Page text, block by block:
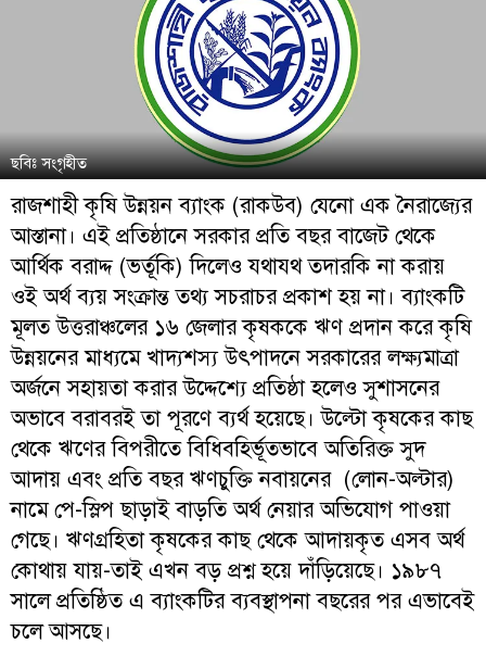
ছবিঃ সংগৃহীত
রাজশাহী কৃষি উন্নয়ন ব্যাংক (রাকউব) যেনো এক নৈরাজ্যের
আস্তানা। এই প্রতিষ্ঠানে সরকার প্রতি বছর বাজেট থেকে
আর্থিক বরাদ্দ (ভর্তূকি) দিলেও যথাযথ তদারকি না করায়
ওই অর্থ ব্যয় সংক্রান্ত তথ্য সচরাচর প্রকাশ হয় না। ব্যাংকটি
মূলত উত্তরাঞ্চলের ১৬ জেলার কৃষককে ঋণ প্রদান করে কৃষি
উন্নয়নের মাধ্যমে খাদ্যশস্য উৎপাদনে সরকারের লক্ষ্যমাত্রা
অর্জনে সহায়তা করার উদ্দেশ্যে প্রতিষ্ঠা হলেও সুশাসনের
অভাবে বরাবরই তা পূরণে ব্যর্থ হয়েছে। উল্টো কৃষকের কাছ
থেকে ঋণের বিপরীতে বিধিবহির্ভূতভাবে অতিরিক্ত সুদ
আদায় এবং প্রতি বছর ঋণচুক্তি নবায়নের (লোন-অল্টার)
নামে পে-স্লিপ ছাড়াই বাড়তি অর্থ নেয়ার অভিযোগ পাওয়া
গেছে। ঋণগ্রহিতা কৃষকের কাছ থেকে আদায়কৃত এসব অর্থ
কোথায় যায়-তাই এখন বড় প্রশ্ন হয়ে দাঁড়িয়েছে। ১৯৮৭
সালে প্রতিষ্ঠিত এ ব্যাংকটির ব্যবস্থাপনা বছরের পর এভাবেই
চলে আসছে।